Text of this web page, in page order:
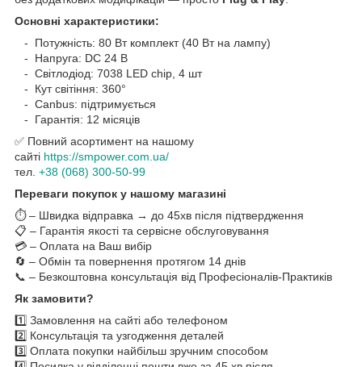
Основні характеристики:
- Потужність: 80 Вт комплект (40 Вт на лампу)
- Напруга: DC 24 В
- Світлодіод: 7038 LED chip, 4 шт
- Кут світіння: 360°
- Canbus: підтримується
- Гарантія: 12 місяців
✅ Повний асортимент на нашому
сайті https://smpower.com.ua/
тел. +38 (068) 300-50-99
Переваги покупок у нашому магазині
⏱️ – Швидка відправка → до 45хв після підтвердження
📋 – Гарантія якості та сервісне обслуговування
💳 – Оплата на Ваш вибір
🔄 – Обмін та повернення протягом 14 днів
📞 – Безкоштовна консультація від Професіоналів-Практиків
Як замовити?
1️⃣ Замовлення на сайті або телефоном
2️⃣ Консультація та узгодження деталей
3️⃣ Оплата покупки найбільш зручним способом